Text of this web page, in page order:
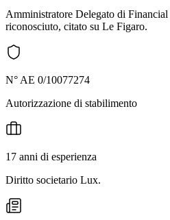
Amministratore Delegato di
riconosciuto, citato su Le Figaro.
N° AE 0/10077274
Autorizzazione di stabilimento
17 anni di esperienza
Diritto societario Lux.